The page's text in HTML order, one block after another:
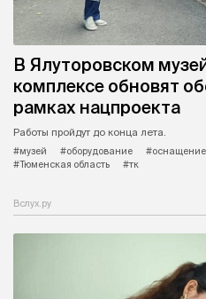
В Ялуторовском
комплексе обновят
рамках нацпроекта
Работы пройдут до конца лета.
#музей
#оборудование #оснащение
#Тюменская область
#тк
Вслух.ру